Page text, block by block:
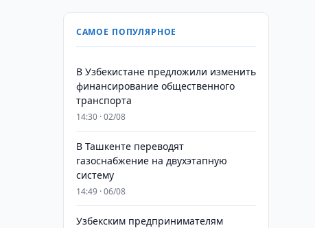
САМОЕ ПОПУЛЯРНОЕ
В Узбекистане предложили изменить
финансирование общественного
транспорта
14:30 · 02/08
В Ташкенте переводят
газоснабжение на двухэтапную
систему
14:49 · 06/08
Узбекским предпринимателям